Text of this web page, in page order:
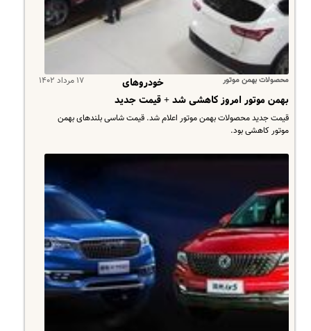
محصولات بهمن موتور ۱۷ مرداد ۱۴۰۲
خودروهای
بهمن موتور امروز کاهشی شد + قیمت جدید
قیمت جدید محصولات بهمن موتور اعلام شد. قیمت شاسی بلندهای بهمن
موتور کاهشی بود.